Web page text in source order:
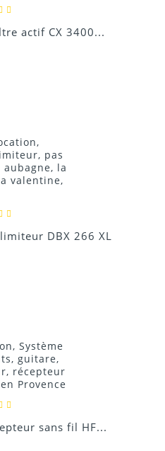
actif CX 3400...
DBX 266 XL
sans fil HF...